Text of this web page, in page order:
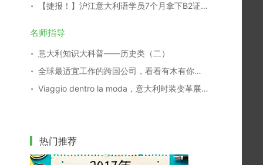
【捷报！】沪江意大利语学员7个月拿下B2证书！
名师指导
意大利知识大科普——历史类（二）
全球最适宜工作的跨国公司，看看有木有你们家
Viaggio dentro la moda，意大利时装变革展29日开幕
热门推荐